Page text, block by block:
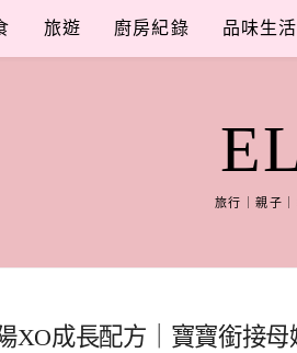
旅遊 廚房紀錄 品味生活
旅行｜親子
XO成長配方｜寶寶銜接母